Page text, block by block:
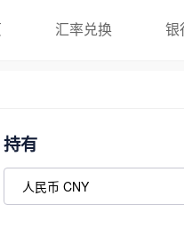
汇率兑换 银
持有